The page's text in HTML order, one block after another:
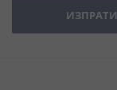
ИЗПРАТИ